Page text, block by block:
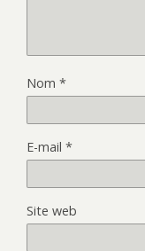
Nom *
E-mail *
Site web